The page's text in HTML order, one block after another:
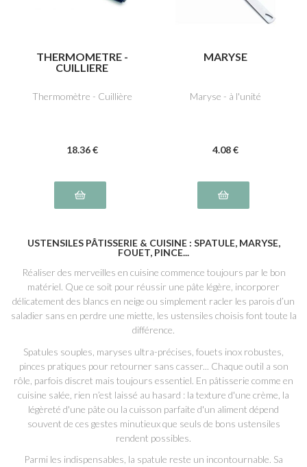
THERMOMETRE -
CUILLIERE
Thermomètre - Cuillière
18.36 €
MARYSE
Maryse - à l'unité
4.08 €
USTENSILES PÂTISSERIE & CUISINE : SPATULE, MARYSE,
FOUET, PINCE...
Réaliser des merveilles en cuisine commence toujours par le bon
matériel. Que ce soit pour réussir une pâte légère, incorporer
délicatement des blancs en neige ou simplement racler les parois d’un
saladier sans en perdre une miette, les ustensiles choisis font toute la
différence.
Spatules souples, maryses ultra-précises, fouets inox robustes,
pinces pratiques pour retourner sans casser... Chaque outil a son
rôle, parfois discret mais toujours essentiel. En pâtisserie comme en
cuisine salée, rien n’est laissé au hasard : la texture d'une crème, la
légèreté d'une pâte ou la cuisson parfaite d'un aliment dépend
souvent de ces gestes minutieux que seuls de bons ustensiles
rendent possibles.
Parmi les indispensables, la spatule reste un incontournable. Sa